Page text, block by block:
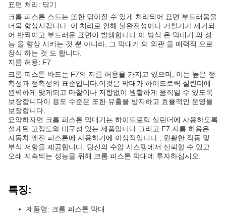
표면 처리: 닦기
크롬 피스톤 스드는 또한 닦아질 수 있게 처리되어 표면 부드러움을
더욱 향상시킵니다. 이 처리로 인해 불완전성이나 거칠기가 제거되
어 반짝이고 부드러운 표면이 발생합니다.이 방식 은 막대기 의 성
능 을 향상 시키는 것 뿐 아니라, 그 막대기 의 외관 을 매력적 으로
장식 하는 것 도 합니다.
지름 허용: F7
크롬 피스톤 바드는 F7의 지름 허용을 가지고 있으며, 이는 높은 정
확성과 정확성의 표준입니다.이것은 막대가 하이드로릭 실린더에
완벽하게 맞게되고 마찰이나 저항없이 원활하게 움직일 수 있도록
보장합니다이 용도 수준은 또한 유출을 방지하고 효율적인 운영을
보장합니다.
요약하자면 크롬 피스톤 막대기는 하이드로릭 실린더에 사용하도록
설계된 고정도와 내구성 있는 제품입니다.그리고 F7 지름 허용은
자동차 엔진 피스톤에 사용하기에 이상적입니다., 원활한 작동 및
부식 저항을 제공합니다. 당신의 수압 시스템에서 신뢰할 수 있고
오래 지속되는 성능을 위해 크롬 피스톤 막대에 투자하십시오.
특징:
제품명: 크롬 피스톤 막대